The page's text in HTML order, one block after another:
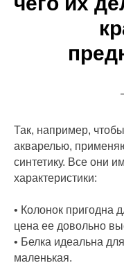
Так, например,
акварелью,
синтетику. Все они
характеристики:
• Колонок пригодна
цена ее довольно
• Белка идеальна
маленькая.